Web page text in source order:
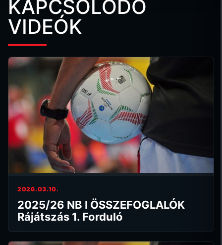
KAPCSOLÓDÓ
VIDEÓK
2026.03.10.
2025/26 NB I ÖSSZEFOGLALÓK
Rájátszás 1. Forduló